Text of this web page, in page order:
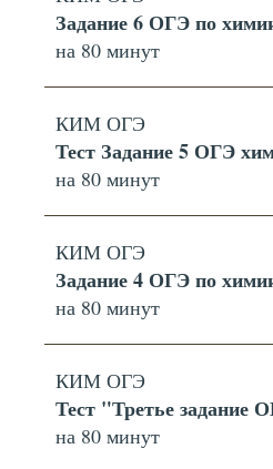
Задание 6 ОГЭ по
на 80 минут
КИМ ОГЭ
Тест Задание 5 ОГЭ
на 80 минут
КИМ ОГЭ
Задание 4 ОГЭ по
на 80 минут
КИМ ОГЭ
Тест "Третье задание
на 80 минут